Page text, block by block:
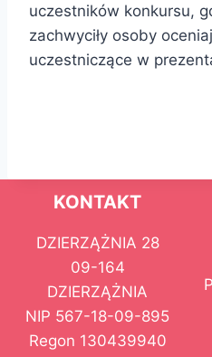
uczestników konkursu,
zachwyciły osoby
uczestniczące w
KONTAKT
DZIERZĄŻNIA 28
09-164
DZIERZĄŻNIA
NIP 567-18-09-895
Regon 130439940